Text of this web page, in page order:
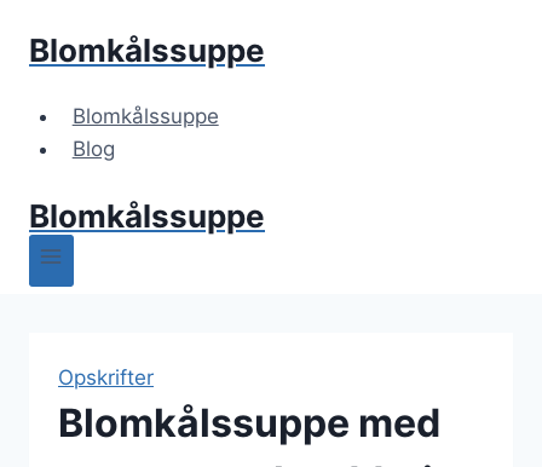
Blomkålssuppe
Blomkålssuppe
Blog
Blomkålssuppe
Opskrifter
Blomkålssuppe med